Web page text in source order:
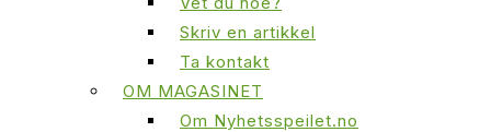
Skriv en artikkel
Ta kontakt
OM MAGASINET
Om Nyhetsspeilet.no